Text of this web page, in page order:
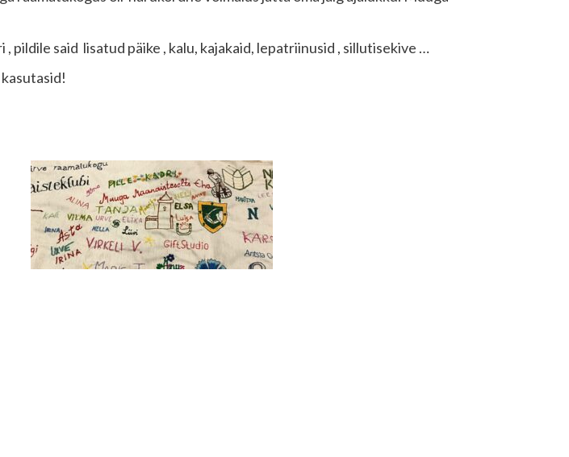
pildile said lisatud päike , kalu, kajakaid, lepatriinusid , sillutisekive …